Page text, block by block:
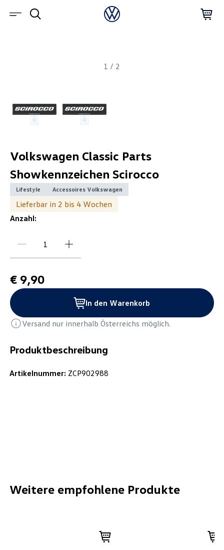
1 / 2
Produktbeschreibung
Artikelnummer: ZCP902988
Volkswagen Classic Parts
Showkennzeichen Scirocco
Lifestyle Accessoires Volkswagen
Lieferbar in 2 bis 4 Wochen
Anzahl:
€ 9,90
In den Warenkorb
Versand nur innerhalb Österreichs möglich.
Weitere empfohlene Produkte